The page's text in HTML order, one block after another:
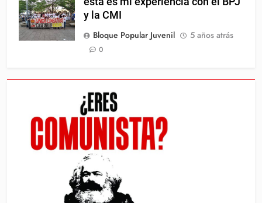
y la CMI
Bloque Popular Juvenil
5 años atrás
0